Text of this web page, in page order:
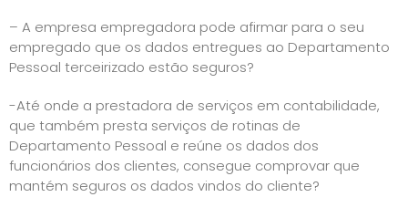
– A empresa empregadora pode afirmar para o seu
empregado que os dados entregues ao Departamento
Pessoal terceirizado estão seguros?
-Até onde a prestadora de serviços em contabilidade,
que também presta serviços de rotinas de
Departamento Pessoal e reúne os dados dos
funcionários dos clientes, consegue comprovar que
mantém seguros os dados vindos do cliente?